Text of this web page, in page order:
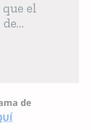
que el
de